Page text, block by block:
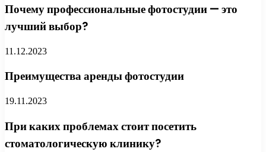
Почему профессиональные фотостудии — это
лучший выбор?
11.12.2023
Преимущества аренды фотостудии
19.11.2023
При каких проблемах стоит посетить
стоматологическую клинику?